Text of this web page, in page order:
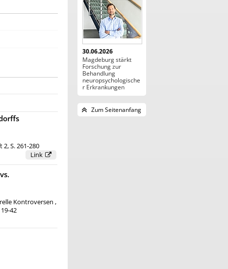
S. 261-280
Link
Kontroversen ,
42
30.06.2026
Magdeburg stärkt
Forschung zur
Behandlung
neuropsychologische
r Erkrankungen
Zum Seitenanfang